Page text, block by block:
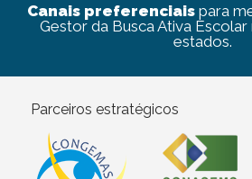
Canais preferenciaispara
Gestor da Busca Ativa Escolar
estados.
Parceiros estratégicos